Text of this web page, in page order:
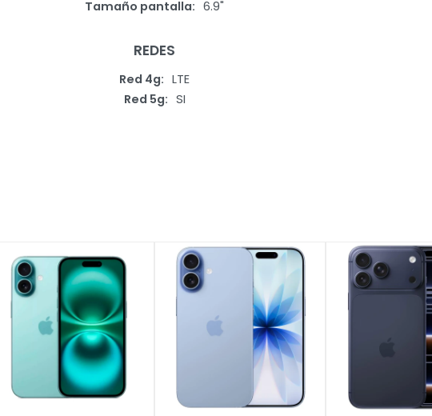
Tamaño pantalla
6.9"
REDES
Red 4g
LTE
Red 5g
SI